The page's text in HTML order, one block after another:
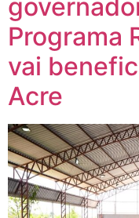
Programa
vai
Acre